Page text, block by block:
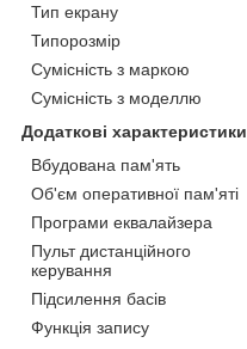
Тип екрану
Типорозмір
Сумісність з маркою
Сумісність з моделлю
Додаткові характеристики
Вбудована пам'ять
Об'єм оперативної пам'яті
Програми еквалайзера
Пульт дистанційного
керування
Підсилення басів
Функція запису